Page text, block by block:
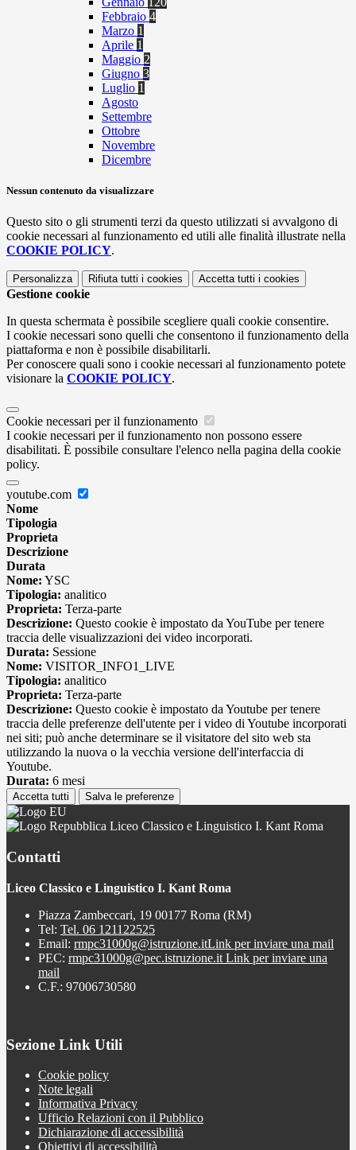
Febbraio 4
Marzo 1
Aprile 1
Maggio 2
Giugno 3
Luglio 1
Agosto
Settembre
Ottobre
Novembre
Dicembre
Nessun contenuto da visualizzare
Questo sito o gli strumenti terzi da questo utilizzati si avvalgono di
cookie necessari al funzionamento ed utili alle finalità illustrate nella
COOKIE POLICY.
Personalizza Rifiuta tutti i cookies Accetta tutti i cookies
Gestione cookie
In questa schermata è possibile scegliere quali cookie consentire.
I cookie necessari sono quelli che consentono il funzionamento della
piattaforma e non è possibile disabilitarli.
Per conoscere quali sono i cookie necessari al funzionamento potete
visionare la COOKIE POLICY.
Cookie necessari per il funzionamento
I cookie necessari per il funzionamento non possono essere
disabilitati. È possibile consultare l'elenco nella pagina della cookie
policy.
youtube.com
Nome
Tipologia
Proprieta
Descrizione
Durata
Nome: YSC
Tipologia: analitico
Proprieta: Terza-parte
Descrizione: Questo cookie è impostato da YouTube per tenere
traccia delle visualizzazioni dei video incorporati.
Durata: Sessione
Nome: VISITOR_INFO1_LIVE
Tipologia: analitico
Proprieta: Terza-parte
Descrizione: Questo cookie è impostato da Youtube per tenere
traccia delle preferenze dell'utente per i video di Youtube incorporati
nei siti; può anche determinare se il visitatore del sito web sta
utilizzando la nuova o la vecchia versione dell'interfaccia di
Youtube.
Durata: 6 mesi
Accetta tutti Salva le preferenze
Liceo Classico e Linguistico I. Kant Roma
Contatti
Liceo Classico e Linguistico I. Kant Roma
Piazza Zambeccari, 19 00177 Roma (RM)
Tel: Tel. 06 121122525
Email: rmpc31000g@istruzione.itLink per inviare una mail
PEC: rmpc31000g@pec.istruzione.it Link per inviare una
mail
C.F.: 97006730580
Sezione Link Utili
Cookie policy
Note legali
Informativa Privacy
Ufficio Relazioni con il Pubblico
Dichiarazione di accessibilità
Obiettivi di accessibilità